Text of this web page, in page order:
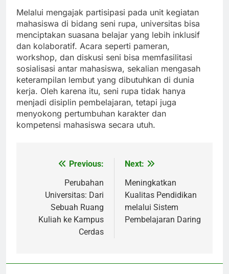
Melalui mengajak partisipasi pada unit kegiatan
mahasiswa di bidang seni rupa, universitas bisa
menciptakan suasana belajar yang lebih inklusif
dan kolaboratif. Acara seperti pameran,
workshop, dan diskusi seni bisa memfasilitasi
sosialisasi antar mahasiswa, sekalian mengasah
keterampilan lembut yang dibutuhkan di dunia
kerja. Oleh karena itu, seni rupa tidak hanya
menjadi disiplin pembelajaran, tetapi juga
menyokong pertumbuhan karakter dan
kompetensi mahasiswa secara utuh.
navigation
Previous:
Perubahan
Universitas: Dari
Sebuah Ruang
Kuliah ke Kampus
Cerdas
Next:
Meningkatkan
Kualitas Pendidikan
melalui Sistem
Pembelajaran Daring